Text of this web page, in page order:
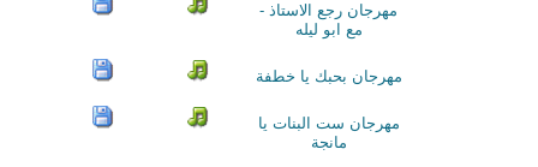
مهرجان رجع الاستاذ -
مع ابو ليله
مهرجان بحبك يا خطفة
مهرجان ست البنات يا
مانجة